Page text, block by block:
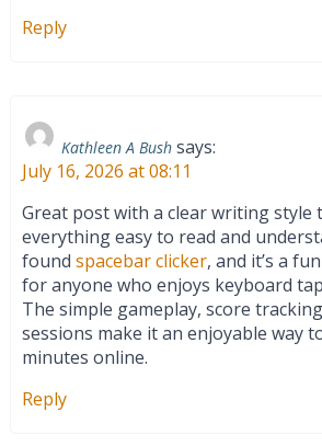
Reply
Kathleen A Bush says:
July 16, 2026 at 08:11
Great post with a clear writing style
everything easy to read and
found spacebar clicker, and it’s a
for anyone who enjoys keyboard
The simple gameplay, score
sessions make it an enjoyable way
minutes online.
Reply